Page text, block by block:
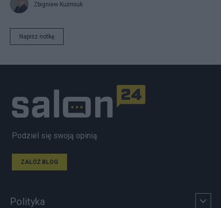
Zbigniew Kuźmiuk
Napisz notkę
Podziel się swoją opinią
ZAŁÓŻ BLOG
Polityka